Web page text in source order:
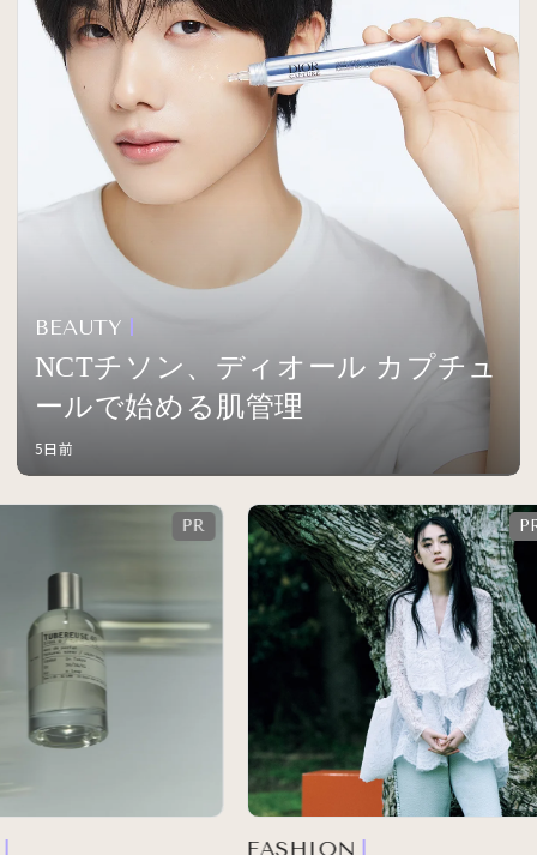
BEAUTY
NCTチソン、ディオール カプチュ
ールで始める肌管理
5日前
FASHION